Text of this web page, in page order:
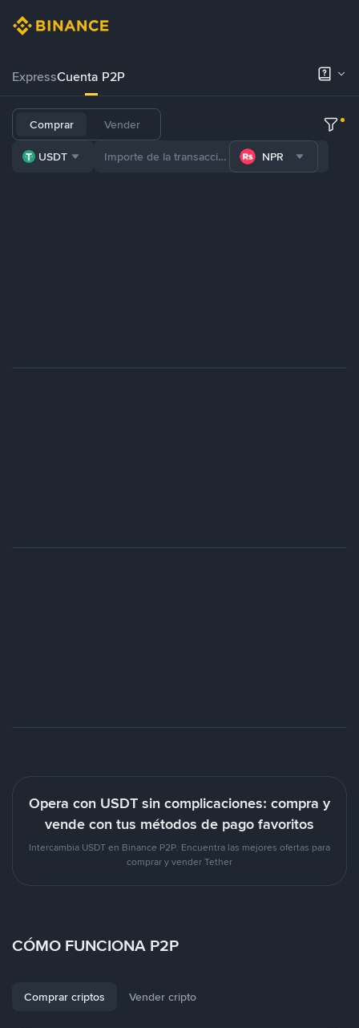
ExpressCuenta P2P
Comprar Vender
USDT NPR
Opera con USDT sin complicaciones: compra y
vende con tus métodos de pago favoritos
Intercambia USDT en Binance P2P. Encuentra las mejores ofertas para
comprar y vender Tether
CÓMO FUNCIONA P2P
Comprar criptos Vender cripto